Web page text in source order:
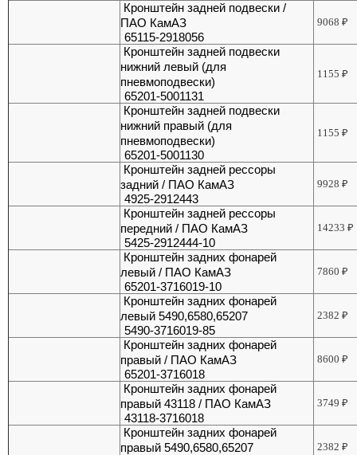
Кронштейн задней подвески /
ПАО КамАЗ
65115-2918056
9068₽
Кронштейн задней подвески
нижний левый (для
пневмоподвески)
65201-5001131
1155₽
Кронштейн задней подвески
нижний правый (для
пневмоподвески)
65201-5001130
1155₽
Кронштейн задней рессоры
задний / ПАО КамАЗ
4925-2912443
9928₽
Кронштейн задней рессоры
передний / ПАО КамАЗ
5425-2912444-10
14233₽
Кронштейн задних фонарей
левый / ПАО КамАЗ
65201-3716019-10
7860₽
Кронштейн задних фонарей
левый 5490,6580,65207
5490-3716019-85
2382₽
Кронштейн задних фонарей
правый / ПАО КамАЗ
65201-3716018
8600₽
Кронштейн задних фонарей
правый 43118 / ПАО КамАЗ
43118-3716018
3749₽
Кронштейн задних фонарей
правый 5490,6580,65207
2382₽